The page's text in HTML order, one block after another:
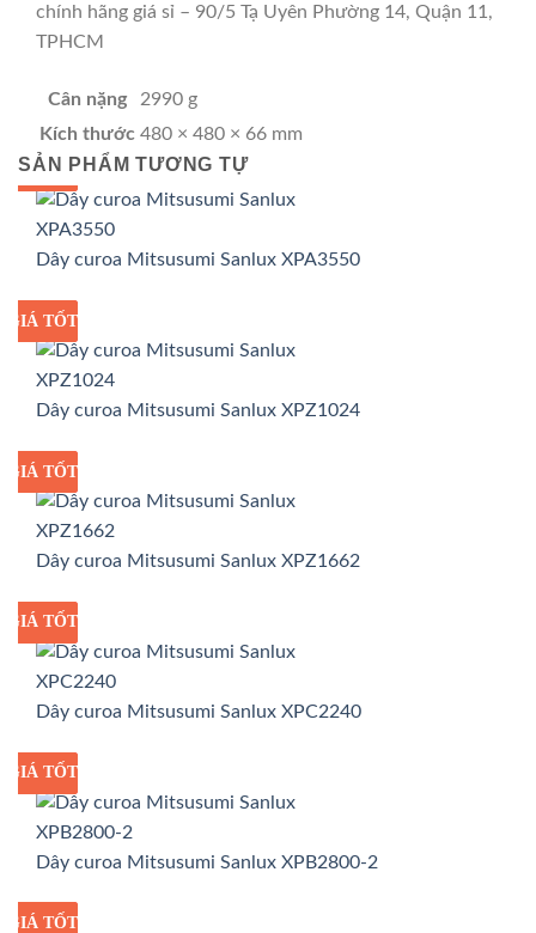
chính hãng giá sỉ – 90/5 Tạ Uyên Phường 14, Quận 11,
TPHCM
Cân nặng
2990 g
Kích thước 480 × 480 × 66 mm
SẢN PHẨM TƯƠNG TỰ
GIÁ SỈ
GIÁ TỐT
Dây curoa Mitsusumi Sanlux XPA3550
GIÁ SỈ
GIÁ TỐT
Dây curoa Mitsusumi Sanlux XPZ1024
GIÁ SỈ
GIÁ TỐT
Dây curoa Mitsusumi Sanlux XPZ1662
GIÁ SỈ
GIÁ TỐT
Dây curoa Mitsusumi Sanlux XPC2240
GIÁ SỈ
GIÁ TỐT
Dây curoa Mitsusumi Sanlux XPB2800-2
GIÁ SỈ
GIÁ TỐT